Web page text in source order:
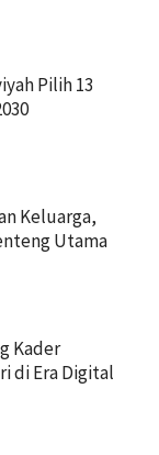
Pilih 13
Keluarga,
Utama
Kader
di Era Digital